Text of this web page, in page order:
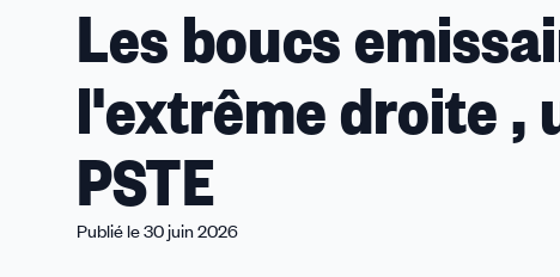
êtes
boucs
emissaires,
arme
favorite
,
Les boucs
l'extrême droite ,
PSTE
Publié le 30 juin 2026